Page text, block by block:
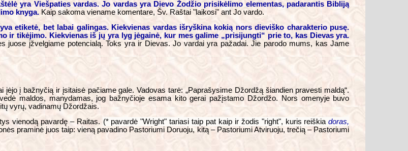
yra Viešpaties vardas. Jo vardas yra Dievo Žodžio prisikėlimo elementas, padarantis Bibliją
knyga.Kaip sakoma viename komentare, Šv. Raštai "laikosi" ant Jo vardo.
etiketė, bet labai galingas. Kiekvienas vardas išryškina kokią nors dieviško charakterio pusę.
ir tikėjimo. Kiekvienas iš jų yra lyg jėgainė, kur mes galime „prisijungti“ prie to, kas Dievas yra.
juose įžvelgiame potencialą. Toks yra ir Dievas. Jo vardai yra pažadai. Jie parodo mums, kas Jame
į bažnyčią ir įsitaisė pačiame gale. Vadovas tarė: „Paprašysime Džordžą šiandien pravesti maldą“.
maldos, manydamas, jog bažnyčioje esama kito gerai pažįstamo Džordžo. Nors omenyje buvo
vyrų, vadinamų Džordžais.
vienodą pavardę – Raitas. (* pavardė "Wright" tariasi taip pat kaip ir žodis "right", kuris reiškiadoras,
praminė juos taip: vieną pavadino Pastoriumi Doruoju, kitą – Pastoriumi Atviruoju, trečią – Pastoriumi